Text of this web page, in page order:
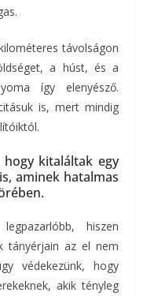
távolságon
a húst, és a
így elenyésző.
is, mert mindig
kitaláltak egy
aminek hatalmas
hiszen
tányérjain az el nem
védekezünk, hogy
akik tényleg